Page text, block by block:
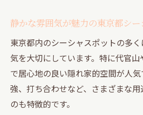
静かな雰囲気が魅力の東京都シ
東京都内のシーシャスポットの多
気を大切にしています。特に代官
で居心地の良い隠れ家的空間が人
強、打ち合わせなど、さまざまな
のも特徴的です。